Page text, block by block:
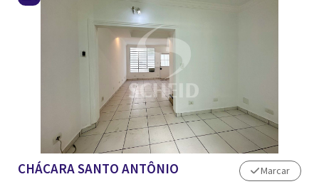
CHÁCARA SANTO ANTÔNIO Marcar